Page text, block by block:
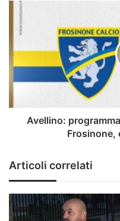
Avellino:
programmata
amichevole
estiva
Frosinone,
data
Avellino:
Frosinone,
Articoli correlati